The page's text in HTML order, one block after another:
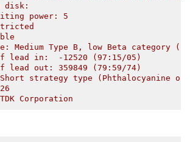
disk:
power: 5
Medium Type B, low Beta category
lead in:  -12520 (97:15/05)
lead out: 359849 (79:59/74)
strategy type (Phthalocyanine
TDK Corporation